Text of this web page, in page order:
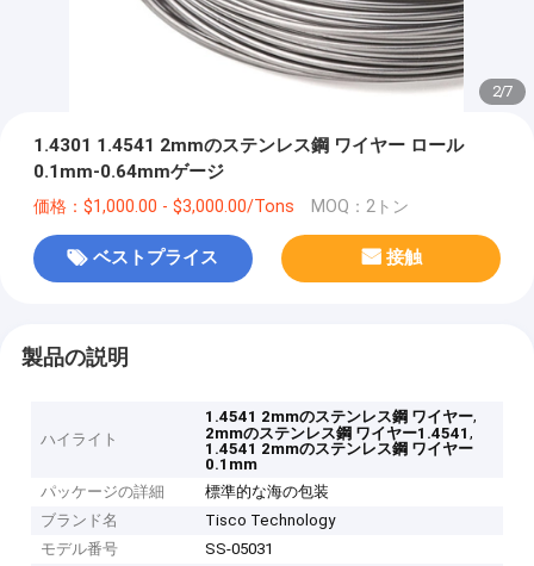
2/7
1.4301 1.4541 2mmのステンレス鋼 ワイヤー ロール
0.1mm-0.64mmゲージ
価格：$1,000.00 - $3,000.00/Tons MOQ：2トン
ベストプライス 接触
製品の説明
ハイライト
1.4541 2mmのステンレス鋼 ワイヤー,
2mmのステンレス鋼 ワイヤー1.4541,
1.4541 2mmのステンレス鋼 ワイヤー
0.1mm
パッケージの詳細
標準的な海の包装
ブランド名
Tisco Technology
モデル番号
SS-05031